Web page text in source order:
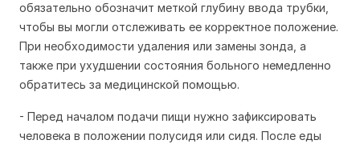
обязательно обозначит меткой глубину ввода трубки,
чтобы вы могли отслеживать ее корректное положение.
При необходимости удаления или замены зонда, а
также при ухудшении состояния больного немедленно
обратитесь за медицинской помощью.
- Перед началом подачи пищи нужно зафиксировать
человека в положении полусидя или сидя. После еды